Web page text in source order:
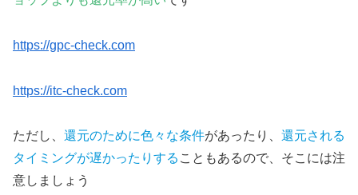
https://gpc-check.com
https://itc-check.com
ただし、 還元のために色々な条件があったり、 還元される
タイミングが遅かったりする こともあるので、そこには注
意しましょう